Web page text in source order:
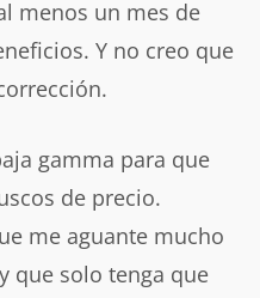
menos un mes de
Y no creo que
gamma para que
de precio.
me aguante mucho
que solo tenga que